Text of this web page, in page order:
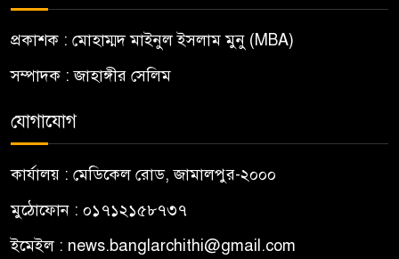
প্রকাশক : মোহাম্মদ মাইনুল ইসলাম মুনু (MBA)
সম্পাদক : জাহাঙ্গীর সেলিম
যোগাযোগ
কার্যালয় : মেডিকেল রোড, জামালপুর-২০০০
মুঠোফোন : ০১৭১২১৫৮৭৩৭
ইমেইল : news.banglarchithi@gmail.com